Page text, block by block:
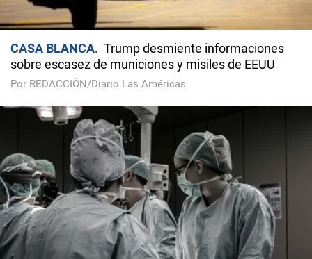
CASA BLANCA
Trump desmiente informaciones
sobre escasez de municiones y misiles de EEUU
Por REDACCIÓN/Diario Las Américas